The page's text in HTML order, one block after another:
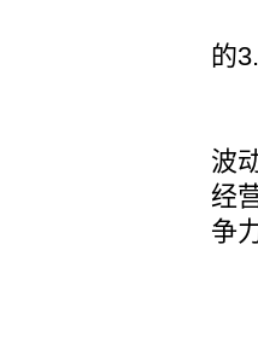
的
波
经
争